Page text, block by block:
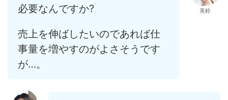
必要なんですか?
売上を伸ばしたいのであれば仕
事量を増やすのがよさそうです
が…。
美鈴